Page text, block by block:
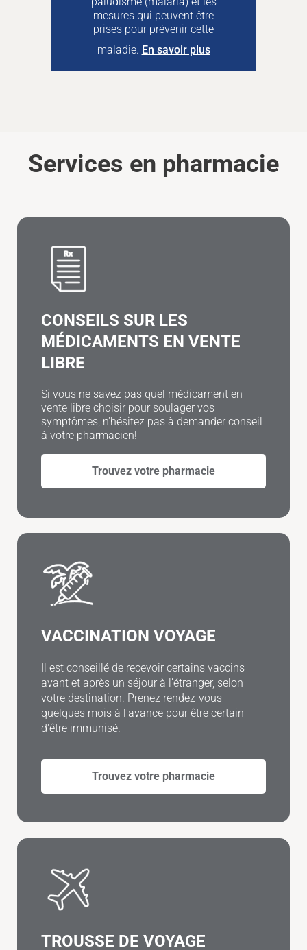
mesures qui peuvent être
prises pour prévenir cette
maladie. En savoir plus
Services en pharmacie
CONSEILS SUR LES
MÉDICAMENTS EN VENTE
LIBRE
Si vous ne savez pas quel médicament en
vente libre choisir pour soulager vos
symptômes, n'hésitez pas à demander conseil
à votre pharmacien!
Trouvez votre pharmacie
VACCINATION VOYAGE
Il est conseillé de recevoir certains vaccins
avant et après un séjour à l’étranger, selon
votre destination. Prenez rendez-vous
quelques mois à l'avance pour être certain
d'être immunisé.
Trouvez votre pharmacie
TROUSSE DE VOYAGE